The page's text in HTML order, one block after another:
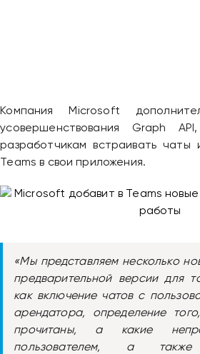
Компания Microsoft
усовершенствования Graph
разработчикам встраивать
Teams в свои приложения.
«Мы представляем несколько
предварительной версии для
как включение чатов с
арендатора, определение
прочитаны, а какие
пользователем, а
Надіслати